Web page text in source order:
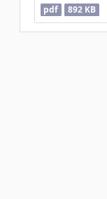
pdf 892 KB